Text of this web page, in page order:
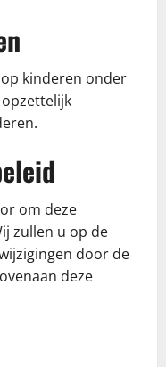
kinderen onder
om deze
zullen u op de
door de
deze